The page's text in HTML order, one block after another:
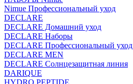
Nimue Профессиональный уход
DECLARE
DECLARE Домашний уход
DECLARE Наборы
DECLARE Профессиональный уход
DECLARE MEN
DECLARE Солнцезащитная линия
DARIQUE
HYDRO PEPTIDE